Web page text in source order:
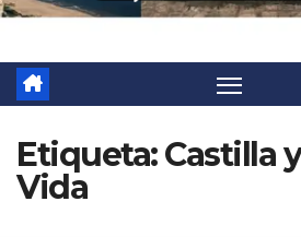
Etiqueta:Castilla
Vida